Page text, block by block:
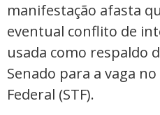
manifestação afasta
eventual conflito de
usada como respaldo
Senado para a vaga
Federal (STF).